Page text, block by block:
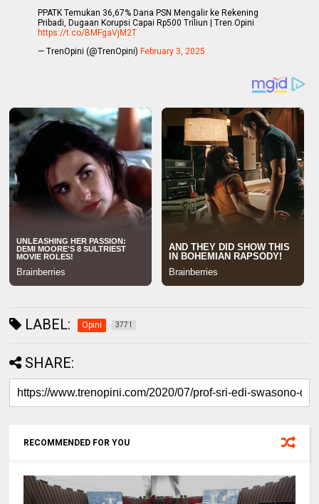
PPATK Temukan 36,67% Dana PSN Mengalir ke Rekening
Pribadi, Dugaan Korupsi Capai Rp500 Triliun | Tren Opini
https://t.co/BMFgaVjM2T
— TrenOpini (@TrenOpini)February 3, 2025
LABEL: Opini 3771
SHARE:
RECOMMENDED FOR YOU